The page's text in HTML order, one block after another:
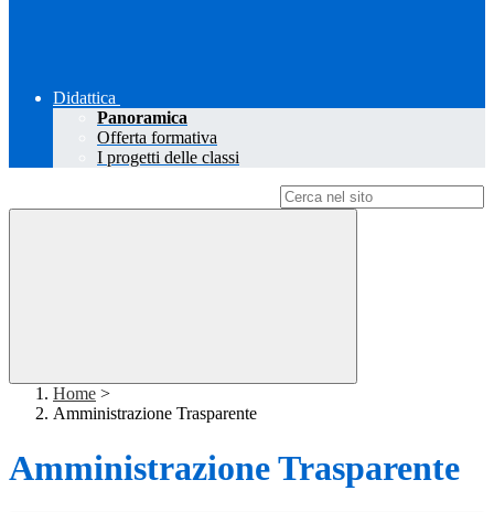
Didattica
Panoramica
Offerta formativa
I progetti delle classi
Home >
Amministrazione Trasparente
Amministrazione Trasparente